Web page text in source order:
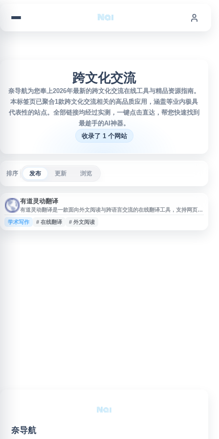
跨文化交流
奈导航为您奉上2026年最新的跨文化交流在线工具与精品资源指南。
本标签页已聚合1款跨文化交流相关的高品质应用，涵盖等业内极具
代表性的站点。全部链接均经过实测，一键点击直达，帮您快速找到
最趁手的AI神器。
收录了 1 个网站
排序 发布 更新 浏览
有道灵动翻译
有道灵动翻译是一款面向外文阅读与跨语言交流的在线翻译工具，支持网页内
容实时对照翻译、输入框即时翻译等功能，适用于浏览外文网站、查阅学术资
料、阅读国际新闻、撰写工作报告及日常跨文化沟通。该工具依托有道翻译服
学术写作 # 在线翻译 # 外文阅读
奈导航